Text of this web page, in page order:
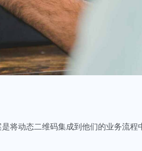
将动态二维码集成到他们的业务流程